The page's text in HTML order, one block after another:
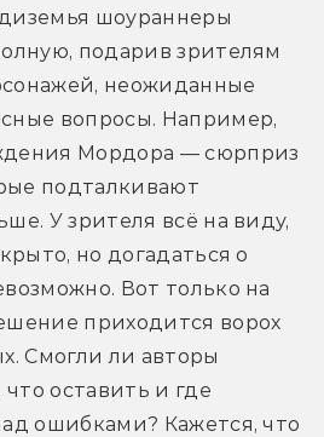
шоураннеры
подарив зрителям
неожиданные
вопросы. Например,
Мордора — сюрприз
подталкивают
У зрителя всё на виду,
но догадаться о
Вот только на
приходится ворох
Смогли ли авторы
что оставить и где
ошибками? Кажется, что